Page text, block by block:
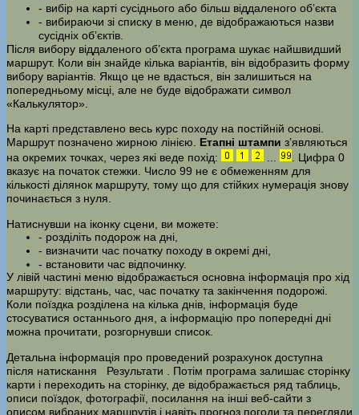
- вибір на карті сусіднього або більш віддаленого об’єкта
- вибираючи зі списку в меню, де відображаються назви
сусідніх об’єктів.
Після вибору віддаленого об’єкта програма шукає найшвидший
маршрут. Коли він знайде кілька варіантів, він відобразить форму
вибору варіантів. Якщо це не вдасться, він залишиться на
попередньому місці, але не буде відображати символ
«Калькулятор».
На карті представлено весь курс походу на постійній основі.
Маршрут позначено жирною лінією. Етапні штампи з’являються
на окремих точках, через які веде похід:
. Цифра 0
вказує на початок стежки. Число 99 не є обмеженням для
кількості ділянок маршруту, тому що для стійких нумерація знову
починається з нуля.
Натиснувши на іконку сцени, ви можете:
- розділіть подорож на дні,
- визначити час початку походу в окремі дні,
- встановити час відпочинку.
У лівій частині меню відображається основна інформація про хід
маршруту: відстань, час, час початку та закінчення подорожі.
Коли поїздка розділена на кілька днів, інформація буде
стосуватися останнього дня, а інформацію про попередні дні
можна прочитати, розгорнувши список.
Детальна інформація про проведений розрахунок доступна
після натискання
Результати
. Потім програма залишає сторінку
карти і переходить на сторінку, де відображається ряд таблиць,
описи поїздок, фотографії, посилання на інші веб-сайти з
описом вибраних маршрутів і навіть прогноз погоди та перегляди